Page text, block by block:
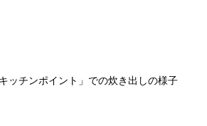
キッチンポイント」での炊き出しの様子